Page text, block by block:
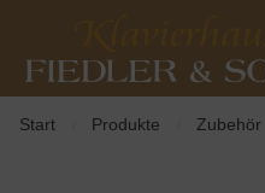
Start Produkte Zubehör